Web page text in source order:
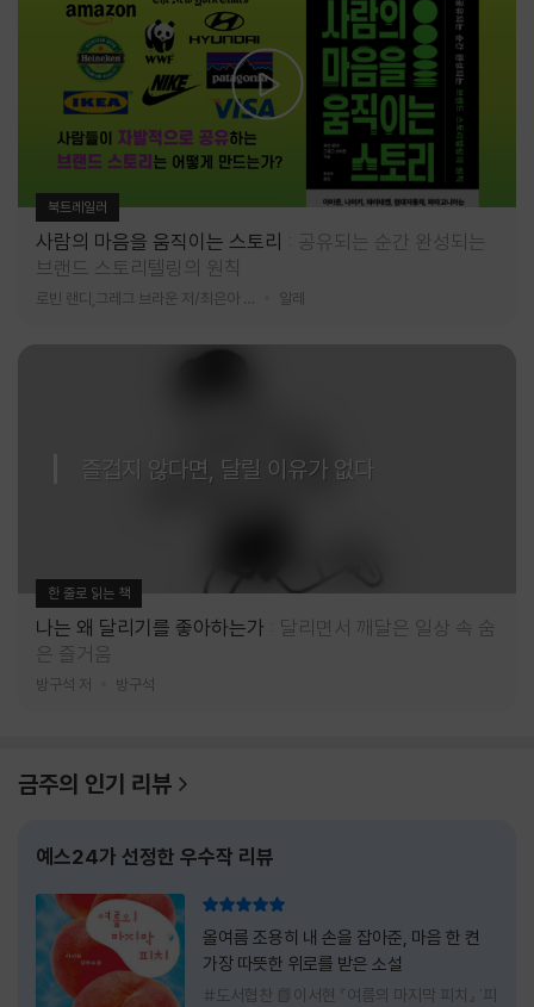
북트레일러
사람의 마음을 움직이는 스토리
공유되는 순간 완성되는
브랜드 스토리텔링의 원칙
알레
즐겁지 않다면, 달릴 이유가 없다
한 줄로 읽는 책
나는 왜 달리기를 좋아하는가
달리면서 깨달은 일상 속 숨
은 즐거움
방구석 저 방구석
금주의 인기 리뷰
예스24가 선정한 우수작 리뷰
올여름 조용히 내 손을 잡아준, 마음 한 켠
가장 따뜻한 위로를 받은 소설
#도서협찬 📗이서현 『여름의 마지막 피치』 '피